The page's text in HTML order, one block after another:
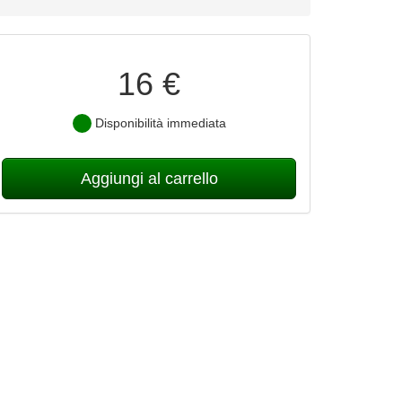
16 €
Disponibilità immediata
Aggiungi al carrello